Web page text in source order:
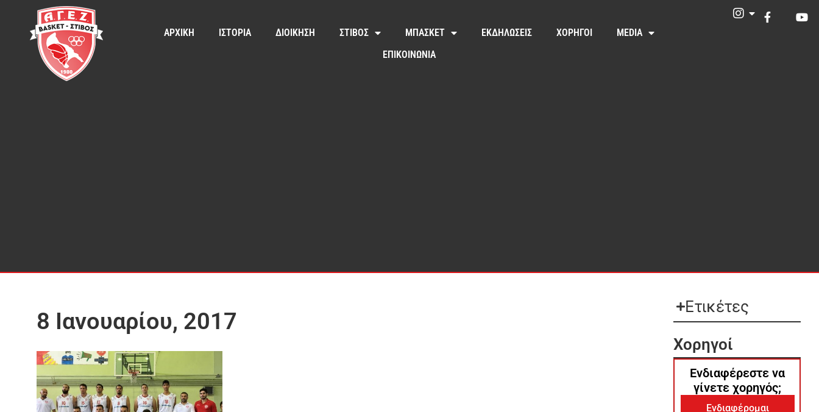
ΑΡΧΙΚΗ ΙΣΤΟΡΙΑ ΔΙΟΙΚΗΣΗ ΣΤΙΒΟΣ ΜΠΑΣΚΕΤ ΕΚΔΗΛΩΣΕΙΣ ΧΟΡΗΓΟΙ
MEDIA
ΕΠΙΚΟΙΝΩΝΙΑ
8 Ιανουαρίου, 2017
Ετικέτες
Χορηγοί
Ενδιαφέρεστε να
γίνετε χορηγός;
Ενδιαφέρομαι